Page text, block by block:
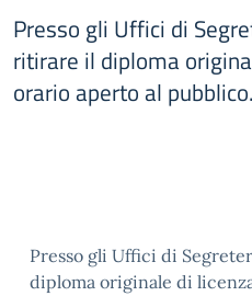
Presso gli Uffici di
ritirare il diploma
orario aperto al pubblico.
Presso gli Uffici di
diploma originale di